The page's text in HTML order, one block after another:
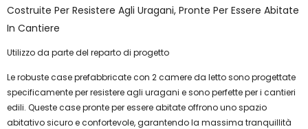
Costruite Per Resistere Agli Uragani, Pronte Per Essere Abitate
In Cantiere
Utilizzo da parte del reparto di progetto
Le robuste case prefabbricate con 2 camere da letto sono progettate
specificamente per resistere agli uragani e sono perfette per i cantieri
edili. Queste case pronte per essere abitate offrono uno spazio
abitativo sicuro e confortevole, garantendo la massima tranquillità